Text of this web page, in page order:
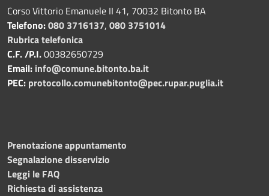
Corso Vittorio Emanuele II 41, 70032 Bitonto BA
Telefono:080 3716137, 080 3751014
Rubrica telefonica
C.F. /P.I.00382650729
Email: info@comune.bitonto.ba.it
PEC: protocollo.comunebitonto@pec.rupar.puglia.it
Prenotazione appuntamento
Segnalazione disservizio
Leggi le FAQ
Richiesta di assistenza